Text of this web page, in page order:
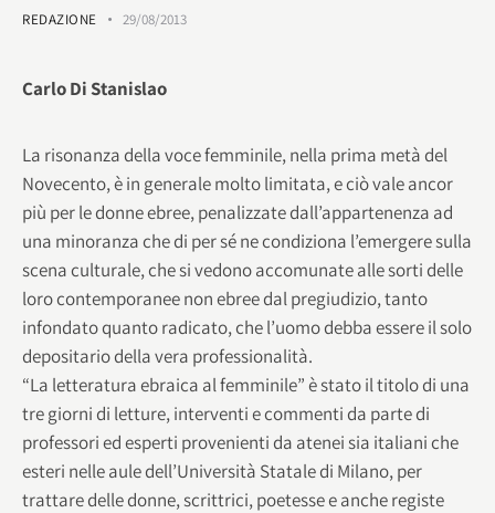
REDAZIONE 29/08/2013
Carlo Di Stanislao
La risonanza della voce femminile, nella prima metà del
Novecento, è in generale molto limitata, e ciò vale ancor
più per le donne ebree, penalizzate dall’appartenenza ad
una minoranza che di per sé ne condiziona l’emergere sulla
scena culturale, che si vedono accomunate alle sorti delle
loro contemporanee non ebree dal pregiudizio, tanto
infondato quanto radicato, che l’uomo debba essere il solo
depositario della vera professionalità.
“La letteratura ebraica al femminile” è stato il titolo di una
tre giorni di letture, interventi e commenti da parte di
professori ed esperti provenienti da atenei sia italiani che
esteri nelle aule dell’Università Statale di Milano, per
trattare delle donne, scrittrici, poetesse e anche registe